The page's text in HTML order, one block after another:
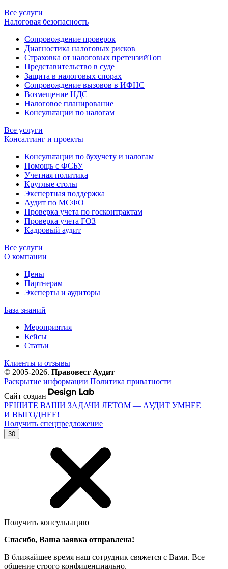
Все услуги
Налоговая безопасность
Сопровождение проверок
Диагностика налоговых рисков
Страховка от налоговых претензийТоп
Представительство в суде
Защита в налоговых спорах
Сопровождение вызовов в ИФНС
Возмещение НДС
Налоговое планирование
Консультации по налогам
Все услуги
Консалтинг и проекты
Консультации по бухучету и налогам
Помощь с ФСБУ
Учетная политика
Круглые столы
Экспертная поддержка
Аудит по МСФО
Проверка учета по госконтрактам
Проверка учета ГОЗ
Кадровый аудит
Все услуги
О компании
Цены
Партнерам
Эксперты и аудиторы
База знаний
Мероприятия
Кейсы
Статьи
Клиенты и отзывы
© 2005-2026. Правовест Аудит
Раскрытие информации Политика приватности
Сайт создан
РЕШИТЕ ВАШИ ЗАДАЧИ ЛЕТОМ — АУДИТ УМНЕЕ
И ВЫГОДНЕЕ!
Получить спецпредложение
30
Получить консультацию
Спасибо, Ваша заявка отправлена!
В ближайшее время наш сотрудник свяжется с Вами. Все
общение строго конфиденциально.